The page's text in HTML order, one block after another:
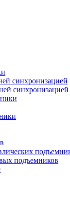
синхронизацией
синхронизацией
подъемников